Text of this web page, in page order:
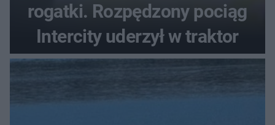
rogatki. Rozpędzony pociąg
Intercity uderzył w traktor